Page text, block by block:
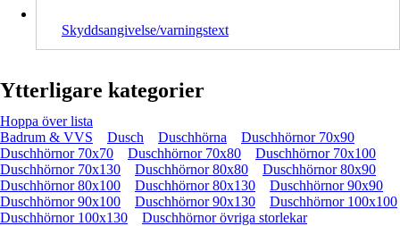
Skyddsangivelse/varningstext
Ytterligare kategorier
Hoppa över lista
Badrum & VVS
Dusch Duschhörna
Duschhörnor 70x90
Duschhörnor 70x70
Duschhörnor 70x80
Duschhörnor 70x100
Duschhörnor 70x130
Duschhörnor 80x80
Duschhörnor 80x90
Duschhörnor 80x100
Duschhörnor 80x130
Duschhörnor 90x90
Duschhörnor 90x100
Duschhörnor 90x130
Duschhörnor 100x100
Duschhörnor 100x130
Duschhörnor övriga storlekar